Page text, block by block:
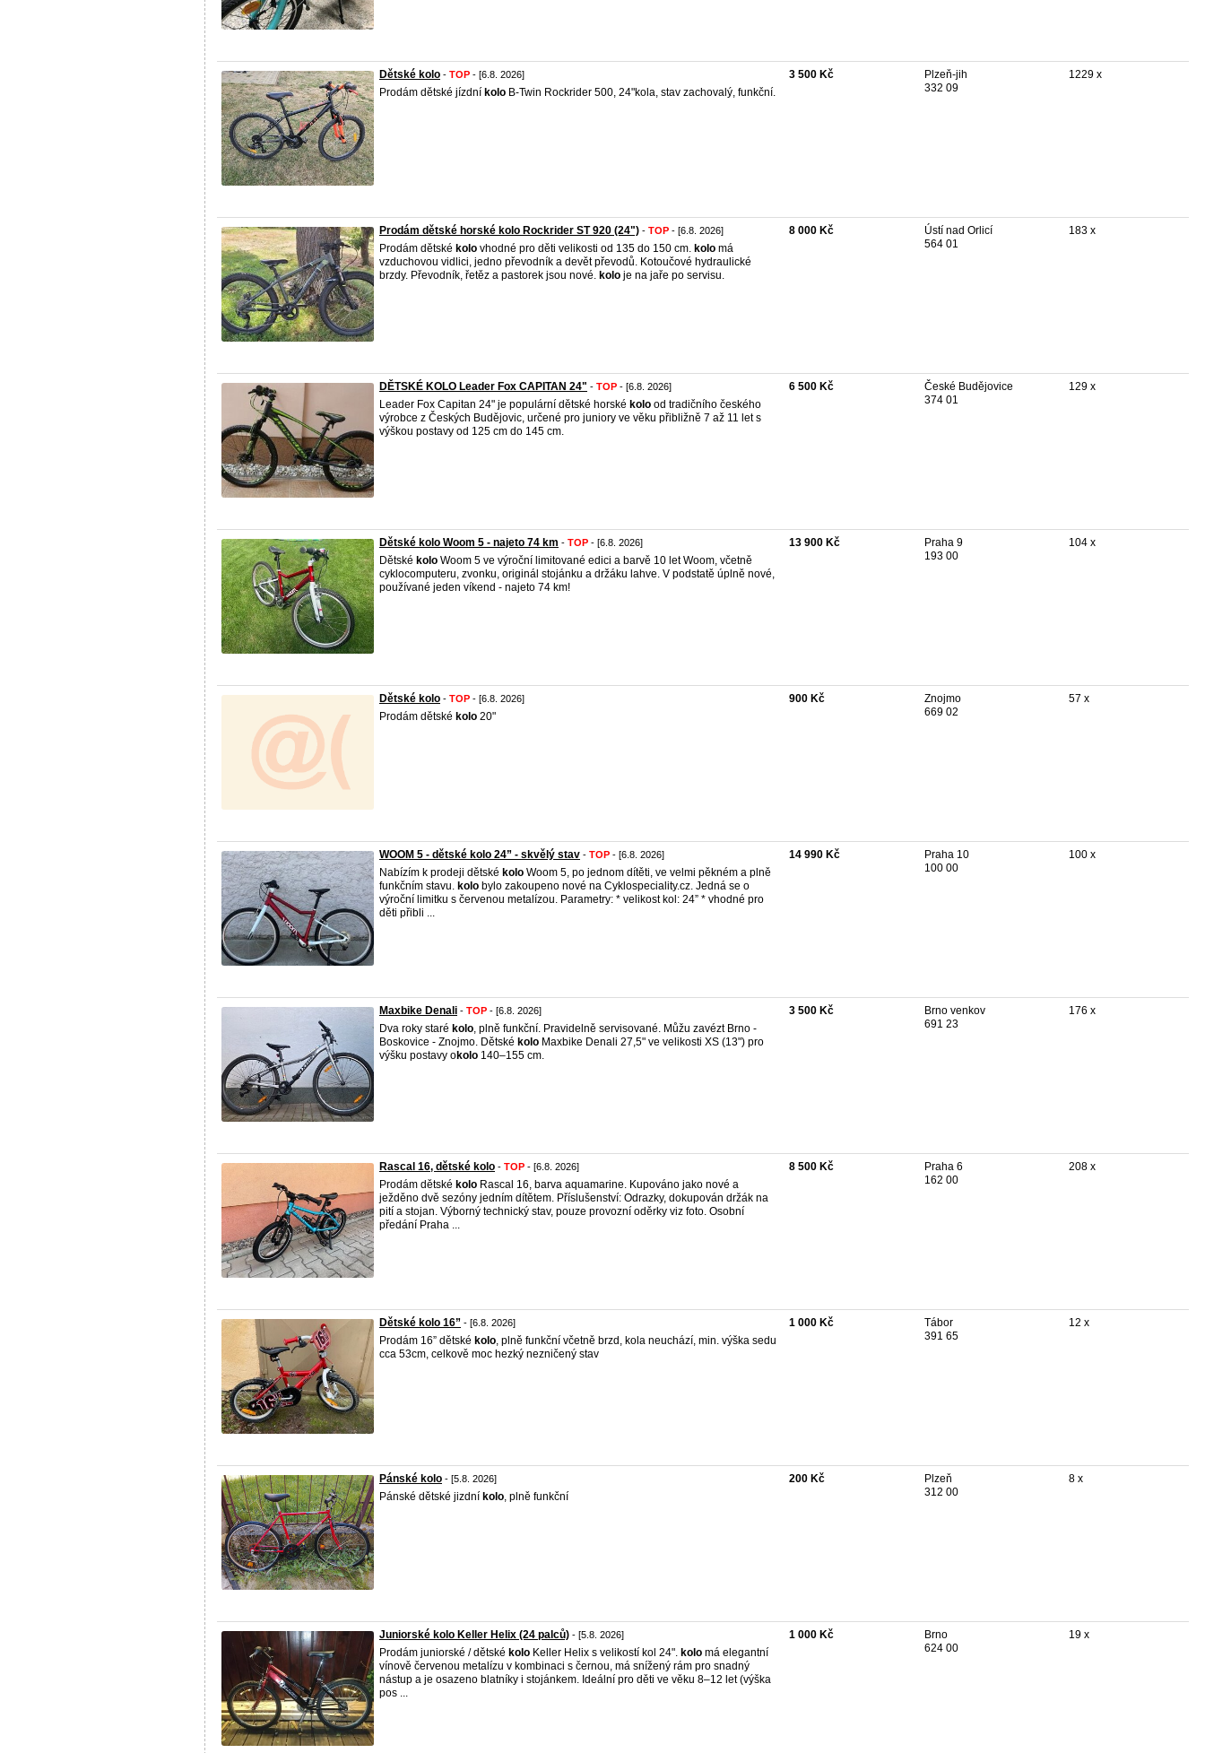
Dětské kolo - TOP - [6.8. 2026]
Prodám dětské jízdní kolo B-Twin Rockrider 500, 24"kola, stav zachovalý, funkční.
3 500 Kč
Plzeň-jih
332 09
1229 x
Prodám dětské horské kolo Rockrider ST 920 (24") - TOP - [6.8. 2026]
Prodám dětské kolo vhodné pro děti velikosti od 135 do 150 cm. kolo má
vzduchovou vidlici, jedno převodník a devět převodů. Kotoučové hydraulické
brzdy. Převodník, řetěz a pastorek jsou nové. kolo je na jaře po servisu.
8 000 Kč
Ústí nad Orlicí
564 01
183 x
DĚTSKÉ KOLO Leader Fox CAPITAN 24" - TOP - [6.8. 2026]
Leader Fox Capitan 24" je populární dětské horské kolo od tradičního českého
výrobce z Českých Budějovic, určené pro juniory ve věku přibližně 7 až 11 let s
výškou postavy od 125 cm do 145 cm.
6 500 Kč
České Budějovice
374 01
129 x
Dětské kolo Woom 5 - najeto 74 km - TOP - [6.8. 2026]
Dětské kolo Woom 5 ve výroční limitované edici a barvě 10 let Woom, včetně
cyklocomputeru, zvonku, originál stojánku a držáku lahve. V podstatě úplně nové,
používané jeden víkend - najeto 74 km!
13 900 Kč
Praha 9
193 00
104 x
Dětské kolo - TOP - [6.8. 2026]
Prodám dětské kolo 20"
900 Kč
Znojmo
669 02
57 x
WOOM 5 - dětské kolo 24” - skvělý stav - TOP - [6.8. 2026]
Nabízím k prodeji dětské kolo Woom 5, po jednom dítěti, ve velmi pěkném a plně
funkčním stavu. kolo bylo zakoupeno nové na Cyklospeciality.cz. Jedná se o
výroční limitku s červenou metalízou. Parametry: * velikost kol: 24” * vhodné pro
děti přibli ...
14 990 Kč
Praha 10
100 00
100 x
Maxbike Denali - TOP - [6.8. 2026]
Dva roky staré kolo, plně funkční. Pravidelně servisované. Můžu zavézt Brno -
Boskovice - Znojmo. Dětské kolo Maxbike Denali 27,5" ve velikosti XS (13") pro
výšku postavy okolo 140–155 cm.
3 500 Kč
Brno venkov
691 23
176 x
Rascal 16, dětské kolo - TOP - [6.8. 2026]
Prodám dětské kolo Rascal 16, barva aquamarine. Kupováno jako nové a
ježděno dvě sezóny jedním dítětem. Příslušenství: Odrazky, dokupován držák na
pití a stojan. Výborný technický stav, pouze provozní oděrky viz foto. Osobní
předání Praha ...
8 500 Kč
Praha 6
162 00
208 x
Dětské kolo 16” - [6.8. 2026]
Prodám 16” dětské kolo, plně funkční včetně brzd, kola neuchází, min. výška sedu
cca 53cm, celkově moc hezký nezničený stav
1 000 Kč
Tábor
391 65
12 x
Pánské kolo - [5.8. 2026]
Pánské dětské jizdní kolo, plně funkční
200 Kč
Plzeň
312 00
8 x
Juniorské kolo Keller Helix (24 palců) - [5.8. 2026]
Prodám juniorské / dětské kolo Keller Helix s velikostí kol 24". kolo má elegantní
vínově červenou metalízu v kombinaci s černou, má snížený rám pro snadný
nástup a je osazeno blatníky i stojánkem. Ideální pro děti ve věku 8–12 let (výška
pos ...
1 000 Kč
Brno
624 00
19 x